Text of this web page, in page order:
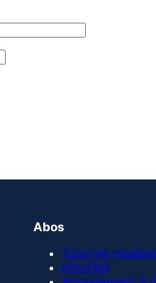
Abos
Tous les
Info/FAQ